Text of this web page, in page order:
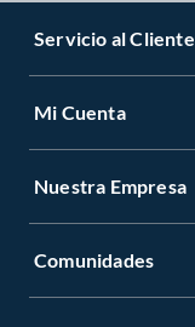
Servicio al Cliente
Mi Cuenta
Nuestra Empresa
Comunidades